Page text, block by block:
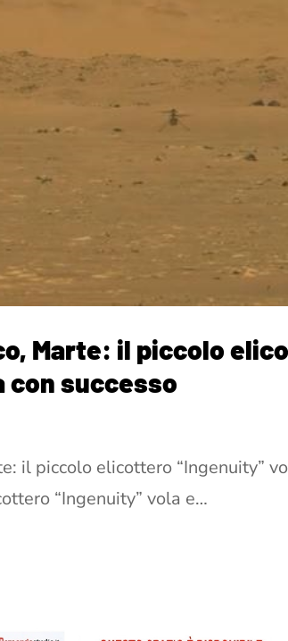
Marte: il piccolo
con successo
il piccolo elicottero “Ingenuity”
“Ingenuity” vola e…